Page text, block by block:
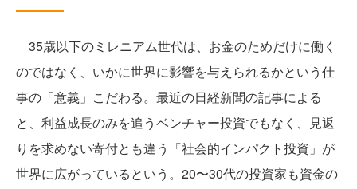
35歳以下のミレニアム世代は、お金のためだけに働く
のではなく、いかに世界に影響を与えられるかという仕
事の「意義」こだわる。最近の日経新聞の記事による
と、利益成長のみを追うベンチャー投資でもなく、見返
りを求めない寄付とも違う「社会的インパクト投資」が
世界に広がっているという。20〜30代の投資家も資金の